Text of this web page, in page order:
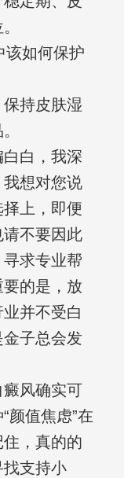
该如何保护
持皮肤湿
白，我深
想对您说
上，即便
不要因此
求专业帮
的是，放
并不受白
子总会发
风确实可
颜值焦虑”在
，真的的
支持小